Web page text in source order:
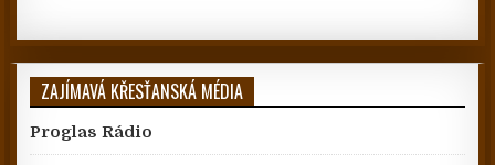
ZAJÍMAVÁ KŘESŤANSKÁ MÉDIA
Proglas Rádio